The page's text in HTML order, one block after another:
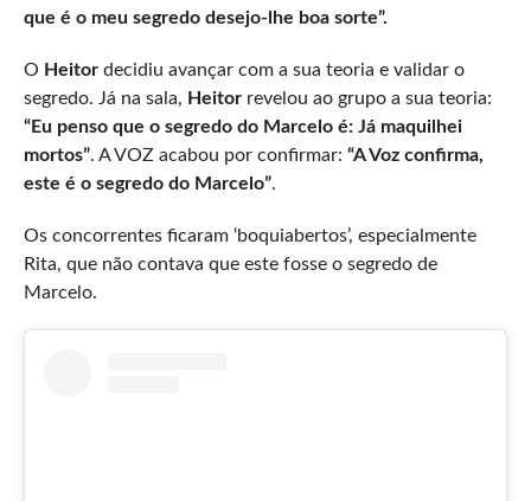
que é o meu segredo desejo-lhe boa sorte”.
O Heitordecidiu avançar com a sua teoria e validar o
segredo. Já na sala, Heitor revelou ao grupo a sua teoria:
“Eu penso que o segredo do Marcelo é: Já maquilhei
mortos”. A VOZ acabou por confirmar: “A Voz confirma,
este é o segredo do Marcelo”.
Os concorrentes ficaram ‘boquiabertos’, especialmente
Rita, que não contava que este fosse o segredo de
Marcelo.